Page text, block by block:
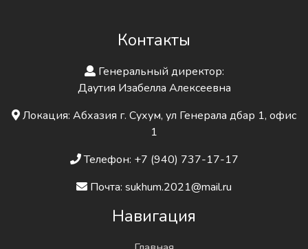
Контакты
Генеральный директор:
Даутия Изабелла Алексеевна
Локация: Абхазия г. Сухум, ул Генерала дбар 1, офис
1
Телефон: +7 (940) 737-17-17
Почта: sukhum.2021@mail.ru
Навигация